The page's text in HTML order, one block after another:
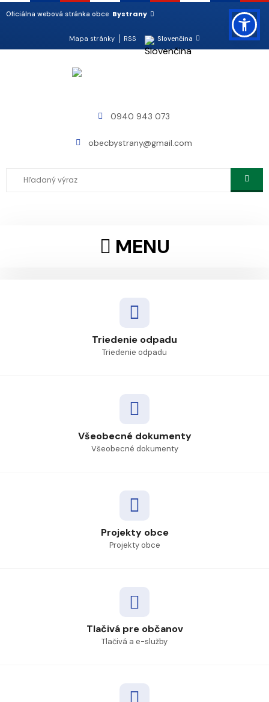
Oficiálna webová stránka obce Bystrany
Mapa stránky RSS Slovenčina
0940 943 073
obecbystrany@gmail.com
MENU
Triedenie odpadu
Triedenie odpadu
Všeobecné dokumenty
Všeobecné dokumenty
Projekty obce
Projekty obce
Tlačivá pre občanov
Tlačivá a e-služby